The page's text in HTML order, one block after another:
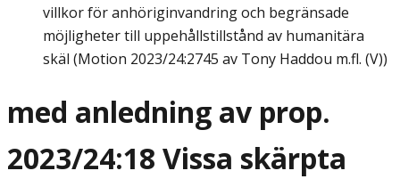
villkor för anhöriginvandring och begränsade
möjligheter till uppehållstillstånd av humanitära
skäl (Motion 2023/24:2745 av Tony Haddou m.fl. (V))
med anledning av prop.
2023/24:18 Vissa skärpta